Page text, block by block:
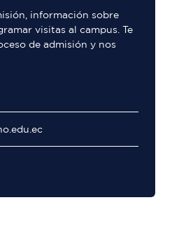
información sobre
visitas al campus. Te
de admisión y nos